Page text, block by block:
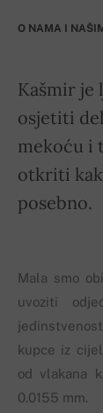
O NAMA I
Kašmir je
osjetiti
mekoću i
otkriti
posebno.
Mala smo
uvoziti
kupce iz
od vlakana
0.0155 mm.